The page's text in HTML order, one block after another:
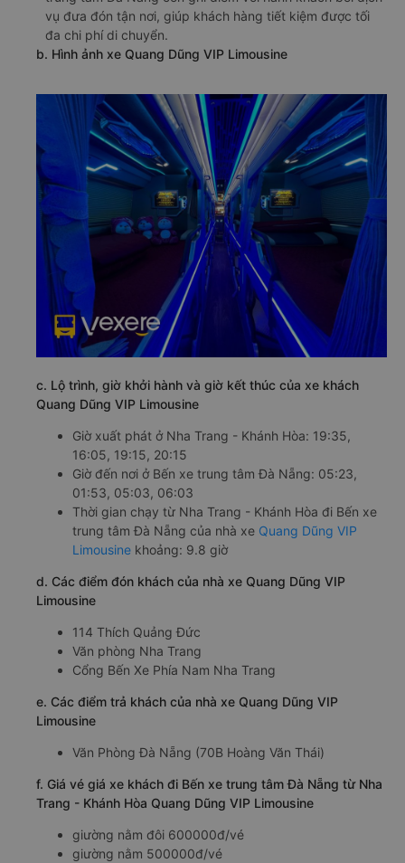
vụ đưa đón tận nơi, giúp khách hàng tiết kiệm được tối
đa chi phí di chuyển.
b. Hình ảnh xe Quang Dũng VIP Limousine
c. Lộ trình, giờ khởi hành và giờ kết thúc của xe khách
Quang Dũng VIP Limousine
Giờ xuất phát ở Nha Trang - Khánh Hòa: 19:35,
16:05, 19:15, 20:15
Giờ đến nơi ở Bến xe trung tâm Đà Nẵng: 05:23,
01:53, 05:03, 06:03
Thời gian chạy từ Nha Trang - Khánh Hòa đi Bến xe
trung tâm Đà Nẵng của nhà xe Quang Dũng VIP
Limousine khoảng: 9.8 giờ
d. Các điểm đón khách của nhà xe Quang Dũng VIP
Limousine
114 Thích Quảng Đức
Văn phòng Nha Trang
Cổng Bến Xe Phía Nam Nha Trang
e. Các điểm trả khách của nhà xe Quang Dũng VIP
Limousine
Văn Phòng Đà Nẵng (70B Hoàng Văn Thái)
f. Giá vé giá xe khách đi Bến xe trung tâm Đà Nẵng từ Nha
Trang - Khánh Hòa Quang Dũng VIP Limousine
giường nằm đôi 600000đ/vé
giường nằm 500000đ/vé